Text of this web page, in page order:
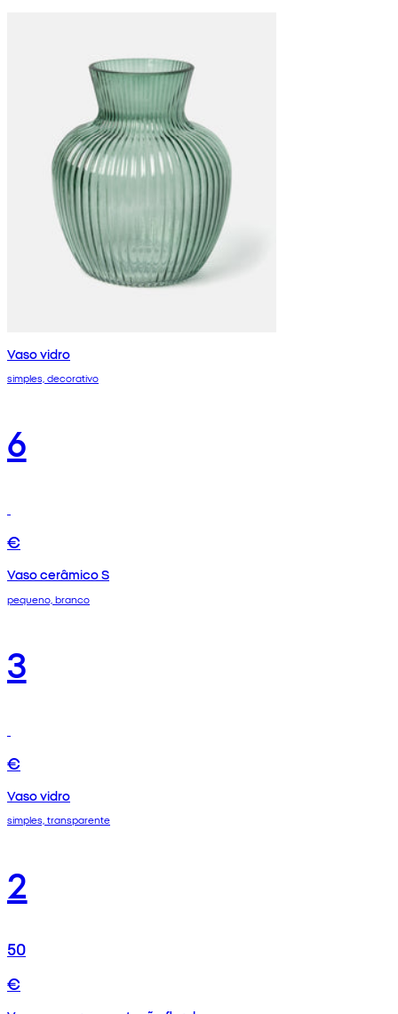
Vaso vidro
simples, decorativo
6
€
Vaso cerâmico S
pequeno, branco
3
€
Vaso vidro
simples, transparente
2
50
€